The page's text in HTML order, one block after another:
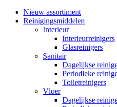
Nieuw assortiment
Reinigingsmiddelen
Interieur
Interieurreinigers
Glasreinigers
Sanitair
Dagelijkse
Periodieke
Toiletreinigers
Vloer
Dagelijkse